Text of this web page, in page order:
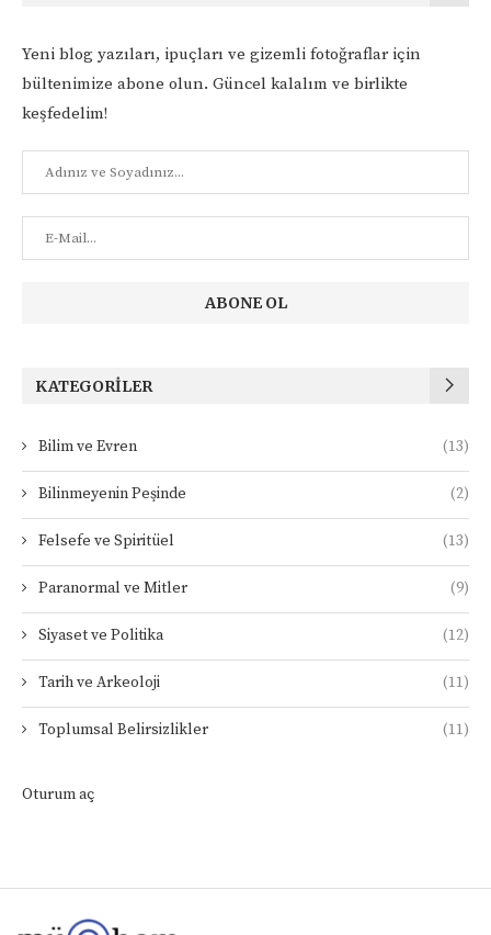
Yeni blog yazıları, ipuçları ve gizemli fotoğraflar için
bültenimize abone olun. Güncel kalalım ve birlikte
keşfedelim!
KATEGORILER
Bilim ve Evren (13)
Bilinmeyenin Peşinde (2)
Felsefe ve Spiritüel (13)
Paranormal ve Mitler (9)
Siyaset ve Politika (12)
Tarih ve Arkeoloji (11)
Toplumsal Belirsizlikler (11)
Oturum aç